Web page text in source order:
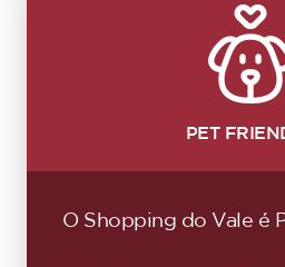
PET
O Shopping do Vale é